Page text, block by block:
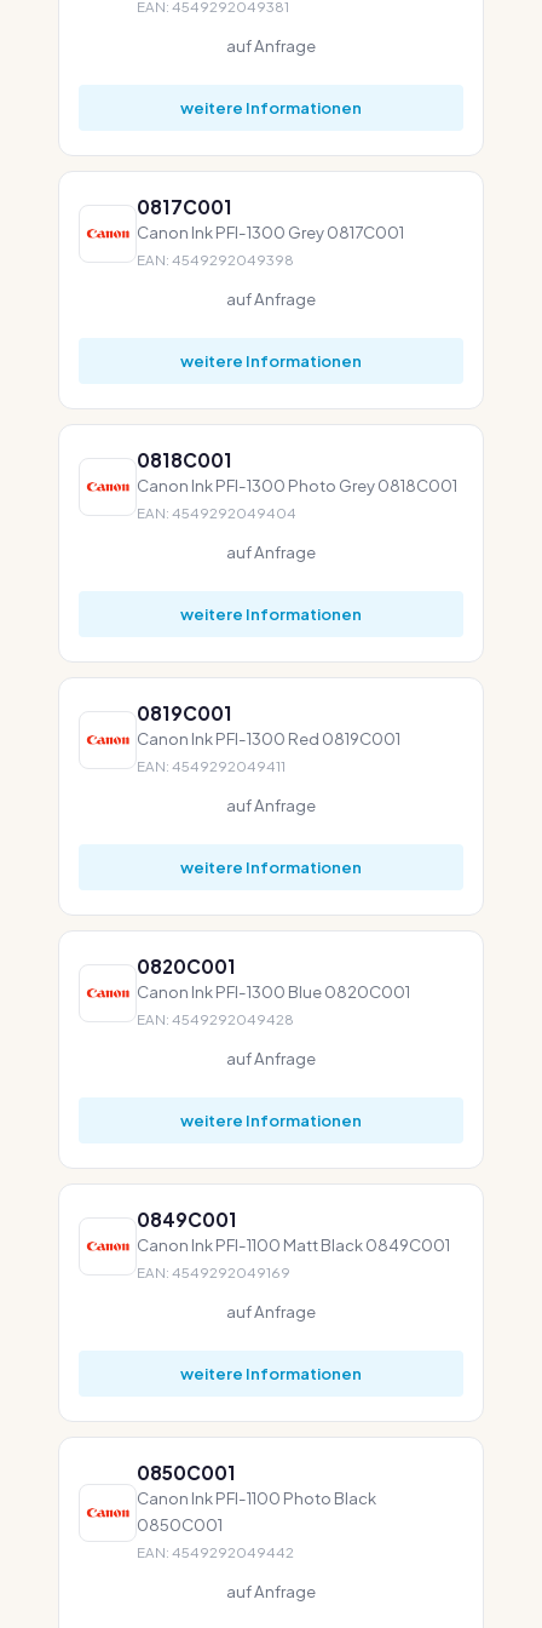
EAN: 4549292049381
auf Anfrage
weitere Informationen
0817C001
Canon Ink PFI-1300 Grey 0817C001
EAN: 4549292049398
auf Anfrage
weitere Informationen
0818C001
Canon Ink PFI-1300 Photo Grey 0818C001
EAN: 4549292049404
auf Anfrage
weitere Informationen
0819C001
Canon Ink PFI-1300 Red 0819C001
EAN: 4549292049411
auf Anfrage
weitere Informationen
0820C001
Canon Ink PFI-1300 Blue 0820C001
EAN: 4549292049428
auf Anfrage
weitere Informationen
0849C001
Canon Ink PFI-1100 Matt Black 0849C001
EAN: 4549292049169
auf Anfrage
weitere Informationen
0850C001
Canon Ink PFI-1100 Photo Black
0850C001
EAN: 4549292049442
auf Anfrage